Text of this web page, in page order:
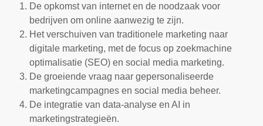
De opkomst van internet en de noodzaak voor
bedrijven om online aanwezig te zijn.
Het verschuiven van traditionele marketing naar
digitale marketing, met de focus op zoekmachine
optimalisatie (SEO) en social media marketing.
De groeiende vraag naar gepersonaliseerde
marketingcampagnes en social media beheer.
De integratie van data-analyse en AI in
marketingstrategieën.